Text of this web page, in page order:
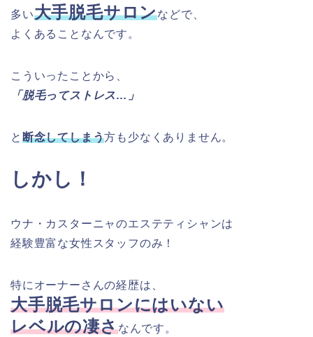
多い大手脱毛サロンなどで、
よくあることなんです。
こういったことから、
「脱毛ってストレス…」
と 断念してしまう方も少なくありません。
しかし！
ウナ・カスターニャのエステティシャンは
経験豊富な女性スタッフのみ！
特にオーナーさんの経歴は、
大手脱毛サロンにはいない
レベルの凄さなんです。